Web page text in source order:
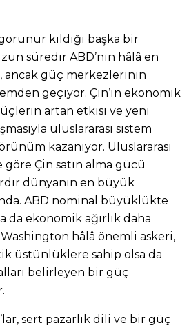
kıldığı başka bir
süredir ABD’nin hâlâ en
güç merkezlerinin
geçiyor. Çin’in ekonomik
artan etkisi ve yeni
uluslararası sistem
kazanıyor. Uluslararası
Çin satın alma gücü
dünyanın en büyük
ABD nominal büyüklükte
ekonomik ağırlık daha
hâlâ önemli askeri,
üstünlüklere sahip olsa da
belirleyen bir güç
sert pazarlık dili ve bir güç